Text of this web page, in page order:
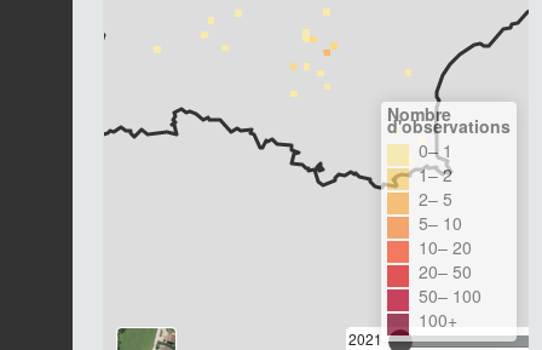
2021
Nombre
d'observations
0– 1
1– 2
2– 5
5– 10
10– 20
20– 50
50– 100
100+